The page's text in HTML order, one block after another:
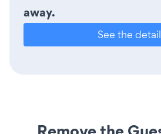
away.
See the